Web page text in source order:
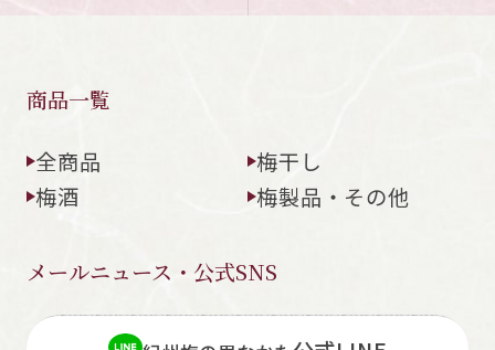
商品一覧
全商品
梅干し
梅酒
梅製品・その他
メールニュース・公式SNS